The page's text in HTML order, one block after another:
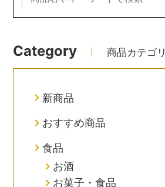
Category 商品カテゴリ
新商品
おすすめ商品
食品
お酒
お菓子・食品